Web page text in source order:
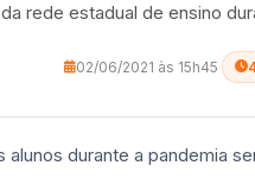
da rede estadual de ensino
02/06/2021 às 15h45·